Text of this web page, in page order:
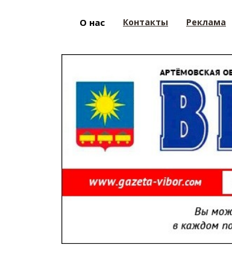
О нас Контакты Реклама